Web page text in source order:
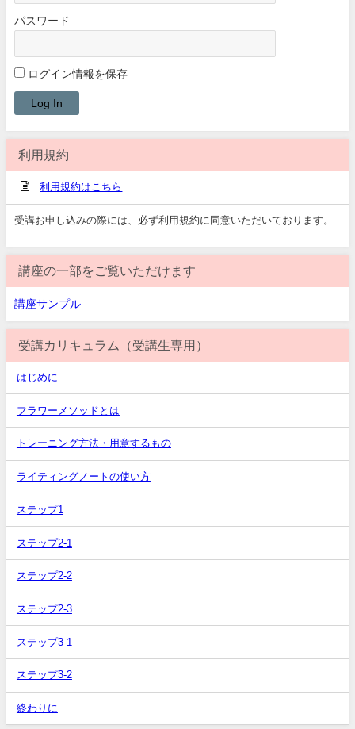
パスワード
ログイン情報を保存
利用規約
利用規約はこちら
受講お申し込みの際には、必ず利用規約に同意いただいております。
講座の一部をご覧いただけます
講座サンプル
受講カリキュラム（受講生専用）
はじめに
フラワーメソッドとは
トレーニング方法・用意するもの
ライティングノートの使い方
ステップ1
ステップ2-1
ステップ2-2
ステップ2-3
ステップ3-1
ステップ3-2
終わりに